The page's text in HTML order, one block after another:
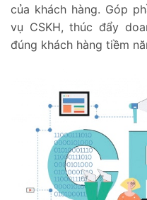
của khách hàng. Góp
vụ CSKH, thúc đẩy
đúng khách hàng tiềm